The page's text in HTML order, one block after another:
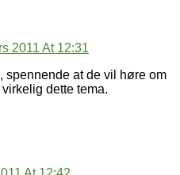
2011 At 12:31
spennende at de vil høre om
dette tema.